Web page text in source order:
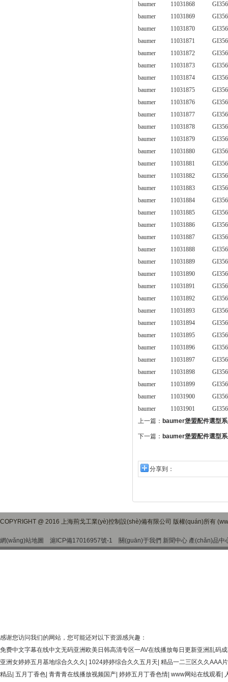
baumer
11031868
baumer
11031869
baumer
11031870
baumer
11031871
baumer
11031872
baumer
11031873
baumer
11031874
baumer
11031875
baumer
11031876
baumer
11031877
baumer
11031878
baumer
11031879
baumer
11031880
baumer
11031881
baumer
11031882
baumer
11031883
baumer
11031884
baumer
11031885
baumer
11031886
baumer
11031887
baumer
11031888
baumer
11031889
baumer
11031890
baumer
11031891
baumer
11031892
baumer
11031893
baumer
11031894
baumer
11031895
baumer
11031896
baumer
11031897
baumer
11031898
baumer
11031899
baumer
11031900
baumer
11031901
上一篇： baumer堡盟配件選型
下一篇： baumer堡盟配件選型
分享到：
COPYRIGHT @ 2016 上海荊戈工業(yè)控制設(shè)備有限公司 版權(quán)所有
網(wǎng)站地圖 滬ICP備17016957號-1 關(guān)于我們 新聞中心 產(chǎn)品中
感谢您访问我们的网站，您可能还对以下资源感兴趣：
免费中文字幕在线中文无码亚洲欧美日韩高清专区一AV在线播放每日更新亚洲乱码
亚洲女婷婷五月基地综合久久久
1024婷婷综合久久五月天 精品一二三区久久AAA片
精品 五月丁香色 青青青在线播放视频国产 婷婷五月丁香色情 www网站在线观看